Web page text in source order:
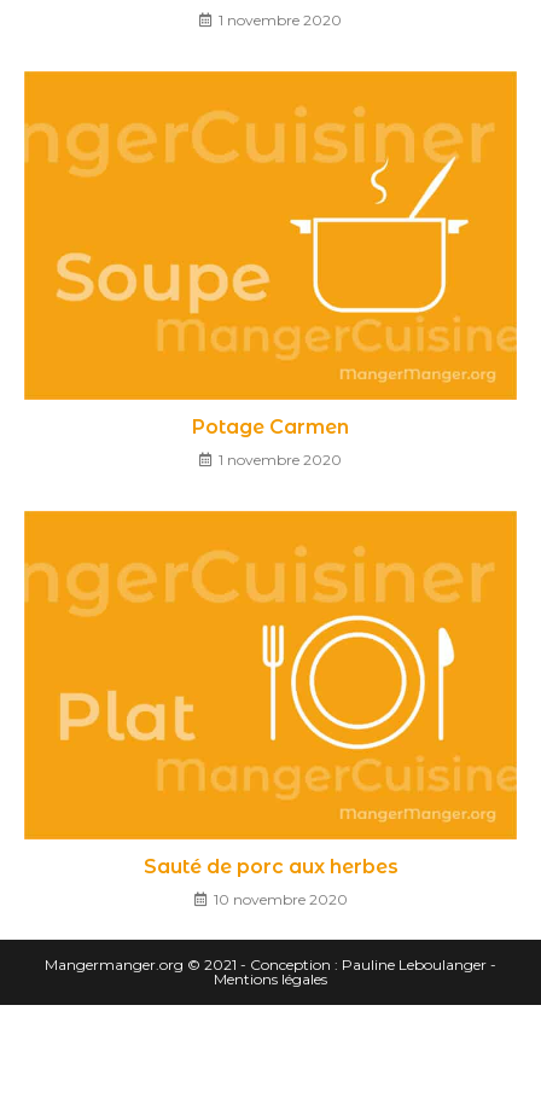
1 novembre 2020
Potage Carmen
1 novembre 2020
Sauté de porc aux herbes
10 novembre 2020
Mangermanger.org © 2021 - Conception : Pauline Leboulanger -
Mentions légales